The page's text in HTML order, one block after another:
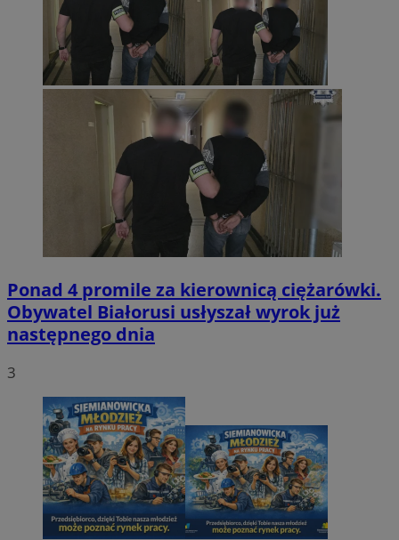
Ponad 4 promile za kierownicą ciężarówki.
Obywatel Białorusi usłyszał wyrok już
następnego dnia
3